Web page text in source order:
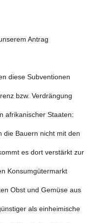
Antrag
diese Subventionen
bzw. Verdrängung
afrikanischer Staaten:
die Bauern nicht mit den
es dort verstärkt zur
Konsumgütermarkt
Obst und Gemüse aus
als einheimische